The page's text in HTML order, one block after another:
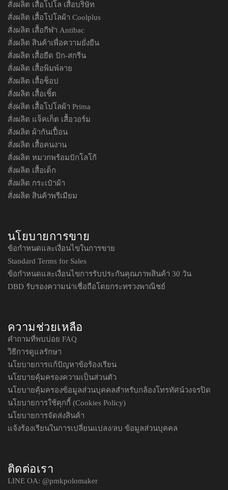
สั่งผลิต เสื้อโปโล เสื้อบริษัท
สั่งผลิต เสื้อโปโลผ้า Coolplus
สั่งผลิต เสื้อกีฬา Antibac
สั่งผลิต สินค้าเพื่อความยั่งยืน
สั่งผลิต เสื้อยืด ปัก-สกรีน
สั่งผลิต เสื้อพิมพ์ลาย
สั่งผลิต เสื้อช็อป
สั่งผลิต เสื้อเชิ้ต
สั่งผลิต เสื้อโปโลผ้า Prima
สั่งผลิต แจ็คเก็ต เสื้อวอร์ม
สั่งผลิต ผ้ากันเปื้อน
สั่งผลิต เสื้อคนงาน
สั่งผลิต หมวกพร้อมปักโลโก้
สั่งผลิต เสื้อเด็ก
สั่งผลิต กระเป๋าผ้า
สั่งผลิต สินค้าพรีเมียม
นโยบายการขาย
ข้อกำหนดและเงื่อนไขในการขาย
Standard Terms for Sales
ข้อกำหนดและเงื่อนไขการรับประกันคุณภาพสินค้า 30 วัน
DBD รับรองความน่าเชื่อถือโดยกระทรวงพาณิชย์
ความช่วยเหลือ
คำถามที่พบบ่อย FAQ
วิธีการดูแลรักษา
นโยบายการแก้ปัญหาข้อร้องเรียน
นโยบายคุ้มครองความเป็นส่วนตัว
นโยบายคุ้มครองข้อมูลส่วนบุคคลสำหรับกล้องโทรทัศน์วงจรปิด
นโยบายการใช้คุกกี้ (Cookies Policy)
นโยบายการจัดส่งสินค้า
แจ้งร้องเรียนในการเปลี่ยนแปลง/ลบ ข้อมูลส่วนบุคคล
ติดต่อเรา
LINE OA: @pmkpolomaker